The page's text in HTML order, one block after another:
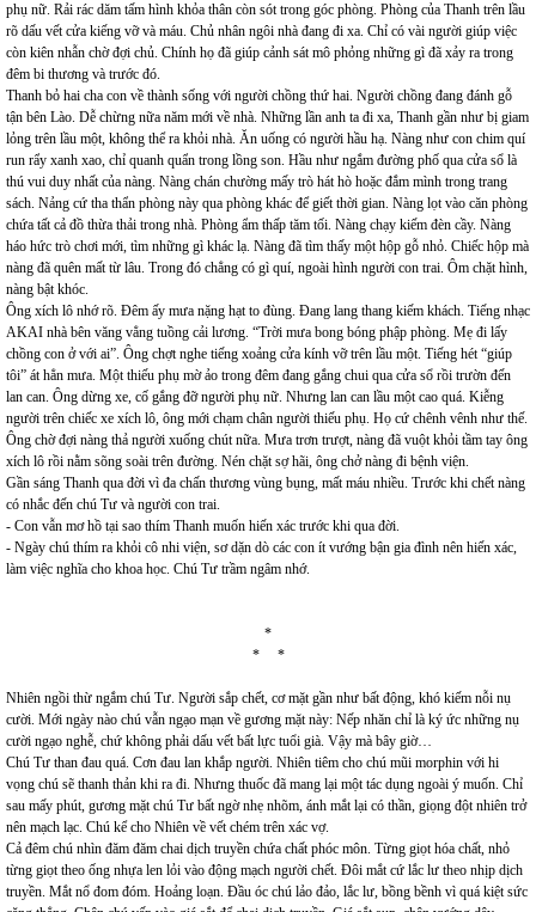
phụ nữ. Rải rác dăm tấm hình khỏa thân còn sót trong góc phòng. Phòng của Thanh trên lầu
rõ dấu vết cửa kiếng vỡ và máu. Chủ nhân ngôi nhà đang đi xa. Chỉ có vài người giúp việc
còn kiên nhẫn chờ đợi chủ. Chính họ đã giúp cảnh sát mô phỏng những gì đã xảy ra trong
đêm bi thương và trước đó.
Thanh bỏ hai cha con về thành sống với người chồng thứ hai. Người chồng đang đánh gỗ
tận bên Lào. Dễ chừng nữa năm mới về nhà. Những lần anh ta đi xa, Thanh gần như bị giam
lỏng trên lầu một, không thể ra khỏi nhà. Ăn uống có người hầu hạ. Nàng như con chim quí
run rẩy xanh xao, chỉ quanh quẩn trong lồng son. Hầu như ngắm đường phố qua cửa sổ là
thú vui duy nhất của nàng. Nàng chán chường mấy trò hát hò hoặc đắm mình trong trang
sách. Nảng cứ tha thẩn phòng này qua phòng khác để giết thời gian. Nàng lọt vào căn phòng
chứa tất cả đồ thừa thải trong nhà. Phòng ẩm thấp tăm tối. Nàng chạy kiếm đèn cầy. Nàng
háo hức trò chơi mới, tìm những gì khác lạ. Nàng đã tìm thấy một hộp gỗ nhỏ. Chiếc hộp mà
nàng đã quên mất từ lâu. Trong đó chẳng có gì quí, ngoài hình người con trai. Ôm chặt hình,
nàng bật khóc.
Ông xích lô nhớ rõ. Đêm ấy mưa nặng hạt to đùng. Đang lang thang kiếm khách. Tiếng nhạc
AKAI nhà bên văng vẳng tuồng cải lương. “Trời mưa bong bóng phập phòng. Mẹ đi lấy
chồng con ở với ai”. Ông chợt nghe tiếng xoảng cửa kính vỡ trên lầu một. Tiếng hét “giúp
tôi” át hẳn mưa. Một thiếu phụ mờ ảo trong đêm đang gắng chui qua cửa sổ rồi trườn đến
lan can. Ông dừng xe, cố gắng đỡ người phụ nữ. Nhưng lan can lầu một cao quá. Kiễng
người trên chiếc xe xích lô, ông mới chạm chân người thiếu phụ. Họ cứ chênh vênh như thế.
Ông chờ đợi nàng thả người xuống chút nữa. Mưa trơn trượt, nàng đã vuột khỏi tầm tay ông
xích lô rồi nằm sõng soài trên đường. Nén chặt sợ hãi, ông chở nàng đi bệnh viện.
Gần sáng Thanh qua đời vì đa chấn thương vùng bụng, mất máu nhiều. Trước khi chết nàng
có nhắc đến chú Tư và người con trai.
- Con vẫn mơ hồ tại sao thím Thanh muốn hiến xác trước khi qua đời.
- Ngày chú thím ra khỏi cô nhi viện, sơ dặn dò các con ít vướng bận gia đình nên hiến xác,
làm việc nghĩa cho khoa học. Chú Tư trầm ngâm nhớ.
*
* *
Nhiên ngồi thừ ngắm chú Tư. Người sắp chết, cơ mặt gần như bất động, khó kiếm nỗi nụ
cười. Mới ngày nào chú vẫn ngạo mạn về gương mặt này: Nếp nhăn chỉ là ký ức những nụ
cười ngạo nghễ, chứ không phải dấu vết bất lực tuổi già. Vậy mà bây giờ…
Chú Tư than đau quá. Cơn đau lan khắp người. Nhiên tiêm cho chú mũi morphin với hi
vọng chú sẽ thanh thản khi ra đi. Nhưng thuốc đã mang lại một tác dụng ngoài ý muốn. Chỉ
sau mấy phút, gương mặt chú Tư bất ngờ nhẹ nhõm, ánh mắt lại có thần, giọng đột nhiên trở
nên mạch lạc. Chú kể cho Nhiên về vết chém trên xác vợ.
Cả đêm chú nhìn đăm đăm chai dịch truyền chứa chất phóc môn. Từng giọt hóa chất, nhỏ
từng giọt theo ống nhựa len lỏi vào động mạch người chết. Đôi mắt cứ lắc lư theo nhịp dịch
truyền. Mắt nổ đom đóm. Hoảng loạn. Đầu óc chú lảo đảo, lắc lư, bồng bềnh vì quá kiệt sức